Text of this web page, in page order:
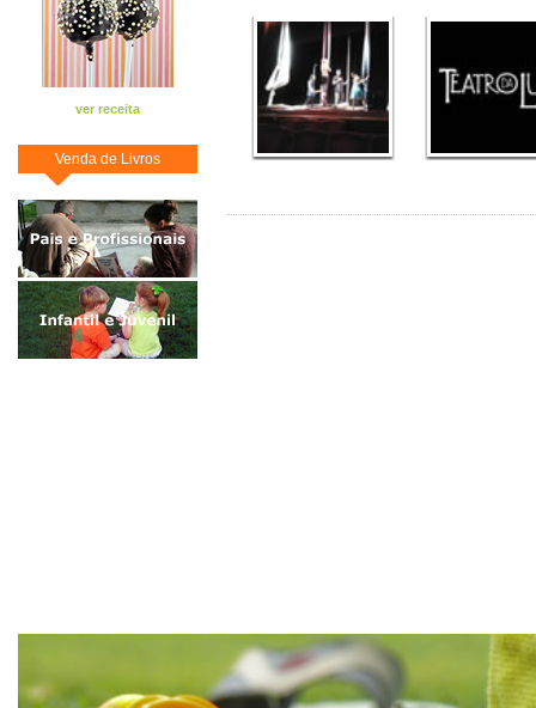
ver receita
Venda de Livros